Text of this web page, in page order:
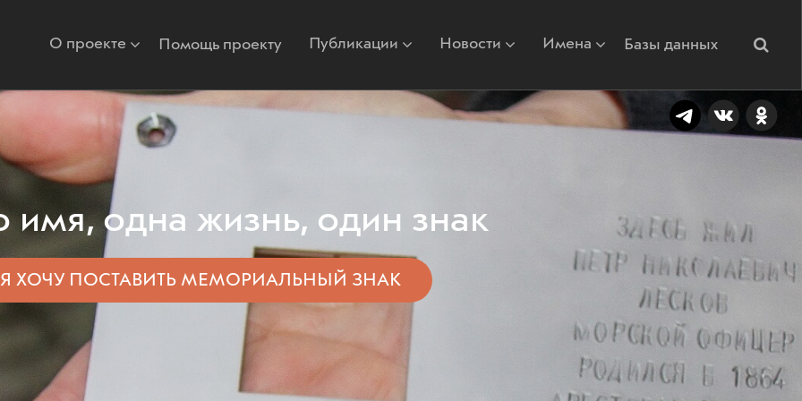
О проекте Помощь проекту Публикации Новости Имена Базы данных
одна жизнь, один знак
Я ХОЧУ ПОСТАВИТЬ МЕМОРИАЛЬНЫЙ ЗНАК